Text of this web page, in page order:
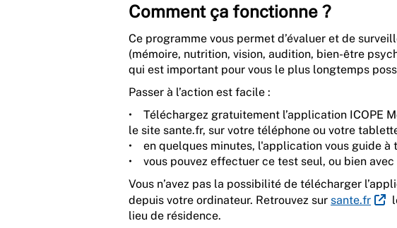
Comment ça fonctionne ?
Ce programme vous permet d’évaluer et de
(mémoire, nutrition, vision, audition, bien-être
qui est important pour vous le plus longtemps
Passer à l’action est facile :
• Téléchargez gratuitement l’application ICOPE
le site sante.fr, sur votre téléphone ou votre
• en quelques minutes, l'application vous guide à
• vous pouvez effectuer ce test seul, ou bien avec
Vous n’avez pas la possibilité de télécharger
depuis votre ordinateur. Retrouvez sur sante.fr
lieu de résidence.